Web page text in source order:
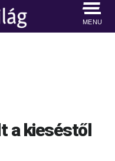
MENU
a kieséstől